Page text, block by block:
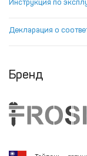
Инструкция по
Декларация о
Бренд